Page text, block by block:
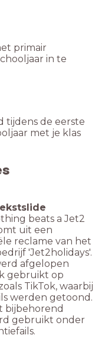
primair
in te
tijdens de eerste
met je klas
beats a Jet2
uit een
reclame van het
'Jet2holidays'.
afgelopen
gebruikt op
TikTok, waarbij
werden getoond.
bijbehorend
gebruikt onder